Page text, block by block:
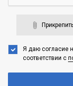
Я даю согласие
соответствии с